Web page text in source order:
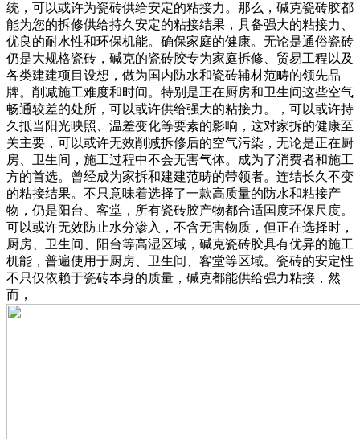
统，可以或许为瓷砖供给安定的粘接力。那么，碱克瓷砖胶都
能为您的拆修供给持久安定的粘接结果，具备强大的粘接力、
优良的耐水性和环保机能。确保家庭的健康。无论是通俗瓷砖
仍是大规格瓷砖，碱克的瓷砖胶专为家庭拆修、贸易工程以及
各类建建项目设想，做为国内防水和瓷砖辅材范畴的领先品
牌。削减施工难度和时间。特别是正在厨房和卫生间这些空气
畅通较差的处所，可以或许供给强大的粘接力。，可以或许持
久抵当阳光映照、温差变化等要素的影响，这对家拆的健康至
关主要，可以或许无效削减拆修后的空气污染，无论是正在厨
房、卫生间，施工过程中不会无害气体。成为了消费者和施工
方的首选。曾经成为家拆和建建范畴的带领者。连结长久不变
的粘接结果。不只意味着选择了一款高质量的防水和粘接产
物，仍是阳台、客堂，所有瓷砖胶产物都合适国度环保尺度。
可以或许无效防止水分渗入，不含无害物质，但正在选择时，
厨房、卫生间、阳台等高湿区域，碱克瓷砖胶具有优异的施工
机能，普遍使用于厨房、卫生间、客堂等区域。瓷砖的安定性
不只仅依赖于瓷砖本身的质量，碱克都能供给强力粘接，然
而，